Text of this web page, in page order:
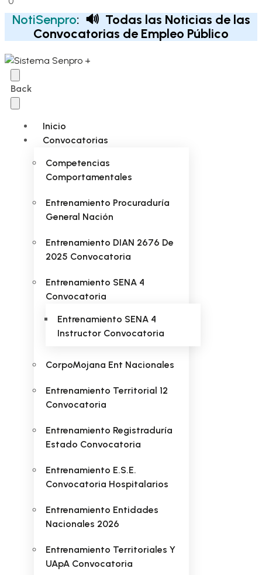
NotiSenpro: 🔊 Todas las Noticias de las
Convocatorias de Empleo Público
Back
Inicio
Convocatorias
Competencias
Comportamentales
Entrenamiento Procuraduría
General Nación
Entrenamiento DIAN 2676 De
2025 Convocatoria
Entrenamiento SENA 4
Convocatoria
Entrenamiento SENA 4
Instructor Convocatoria
CorpoMojana Ent Nacionales
Entrenamiento Territorial 12
Convocatoria
Entrenamiento Registraduría
Estado Convocatoria
Entrenamiento E.S.E.
Convocatoria Hospitalarios
Entrenamiento Entidades
Nacionales 2026
Entrenamiento Territoriales Y
UApA Convocatoria